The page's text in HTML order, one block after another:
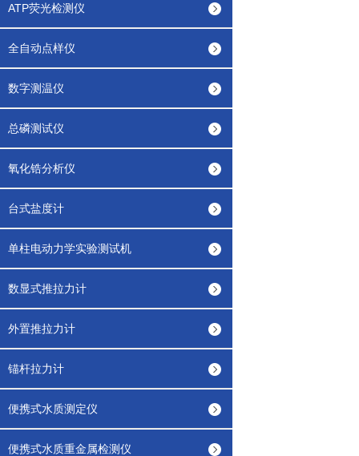
ATP荧光检测仪
全自动点样仪
数字测温仪
总磷测试仪
氧化锆分析仪
台式盐度计
单柱电动力学实验测试机
数显式推拉力计
外置推拉力计
锚杆拉力计
便携式水质测定仪
便携式水质重金属检测仪